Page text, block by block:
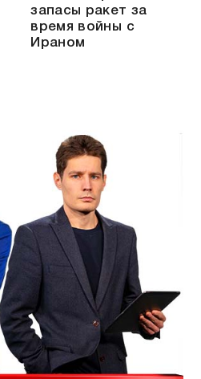
запасы ракет за
время войны с
Ираном